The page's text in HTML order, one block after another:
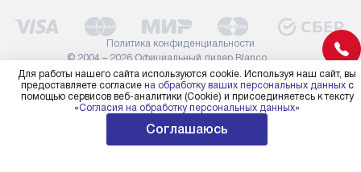
© 2004 – 2026 Официальный дилер Blanco
blanco-shop.com.ru «Kvalitet Trade, LLC»
Политика конфиденциальности
Для работы нашего сайта используются cookie. Используя наш сайт, вы
предоставляете согласие на обработку ваших персональных данныхс
помощью сервисов веб-аналитики (Cookie) и присоединяетесь к тексту
«Согласия на обработку персональных данных»
Соглашаюсь